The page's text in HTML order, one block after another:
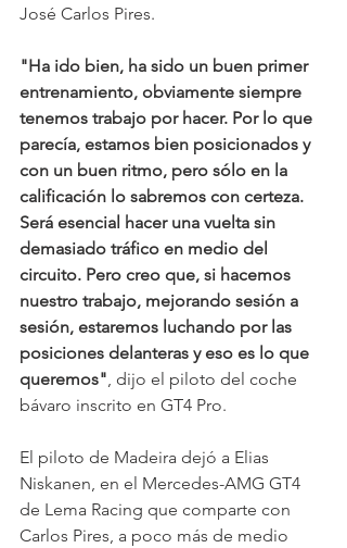
José Carlos Pires.
"Ha ido bien, ha sido un buen primer
entrenamiento, obviamente siempre
tenemos trabajo por hacer. Por lo que
parecía, estamos bien posicionados y
con un buen ritmo, pero sólo en la
calificación lo sabremos con certeza.
Será esencial hacer una vuelta sin
demasiado tráfico en medio del
circuito. Pero creo que, si hacemos
nuestro trabajo, mejorando sesión a
sesión, estaremos luchando por las
posiciones delanteras y eso es lo que
queremos", dijo el piloto del coche
bávaro inscrito en GT4 Pro.
El piloto de Madeira dejó a Elias
Niskanen, en el Mercedes-AMG GT4
de Lema Racing que comparte con
Carlos Pires, a poco más de medio